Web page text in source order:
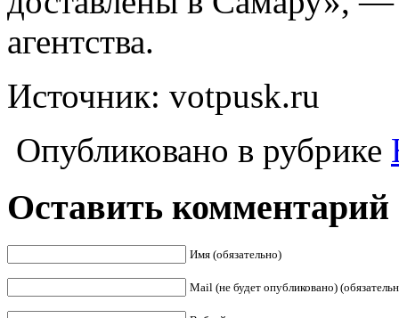
агентства.
Источник: votpusk.ru
Опубликовано в рубрике
Оставить комментарий
Имя (обязательно)
Mail (не будет опубликовано)